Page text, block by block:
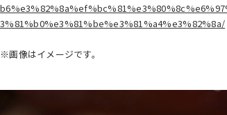
3%81%b0%e3%81%be%e3%81%a4%e3%82%8a/
※画像はイメージです。